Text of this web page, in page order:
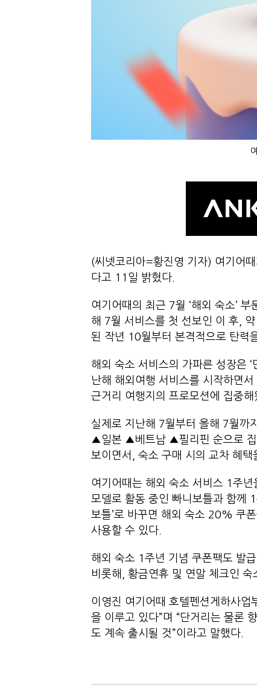
(씨넷코리아=황진영 기자) 여기어
다고 11일 밝혔다.
여기어때의 최근 7월 ‘해외 숙소’
해 7월 서비스를 첫 선보인 이 후,
된 작년 10월부터 본격적으로 탄
해외 숙소 서비스의 가파른 성장은
난해 해외여행 서비스를 시작하면서
근거리 여행지의 프로모션에 집중
실제로 지난해 7월부터 올해 7월까
▲일본 ▲베트남 ▲필리핀 순으로 집
보이면서, 숙소 구매 시의 교차 혜
여기어때는 해외 숙소 서비스 1주
모델로 활동 중인 빠니보틀과 함께
보틀’로 바꾸면 해외 숙소 20% 쿠
사용할 수 있다.
해외 숙소 1주년 기념 쿠폰팩도 발
비롯해, 황금연휴 및 연말 체크인
이영진 여기어때 호텔펜션게하사업
을 이루고 있다”며 “단거리는 물론
도 계속 출시될 것”이라고 말했다.